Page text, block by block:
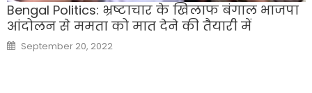
Bengal Politics: भ्रष्टाचार के खिलाफ बंगाल भाजपा
आंदोलन से ममता को मात देने की तैयारी में
Posted
on
September 20, 2022